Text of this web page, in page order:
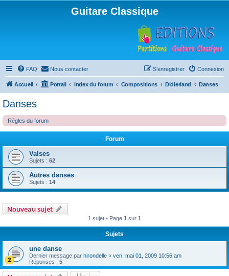
Guitare Classique
FAQ Nous contacter Connexion
S’enregistrer
Accueil Portail Index du forum Compositions Didierland Danses
Danses
Règles du forum
Forum
Valses
Sujets : 62
Autres danses
Sujets : 14
Nouveau sujet
1 sujet • Page 1 sur 1
Sujets
une danse
Dernier message par hirondelle « ven. mai 01, 2009 10:56 am
Réponses : 5